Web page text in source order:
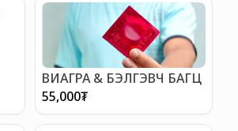
ВИАГРА & БЭЛГЭВЧ БАГЦ
55,000₮